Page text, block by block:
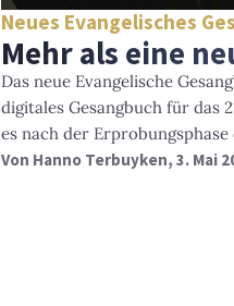
Neues Evangelisches
Mehr als eine
Das neue Evangelische
digitales Gesangbuch für das
es nach der Erprobungsphase
Von Hanno Terbuyken, 3. Mai